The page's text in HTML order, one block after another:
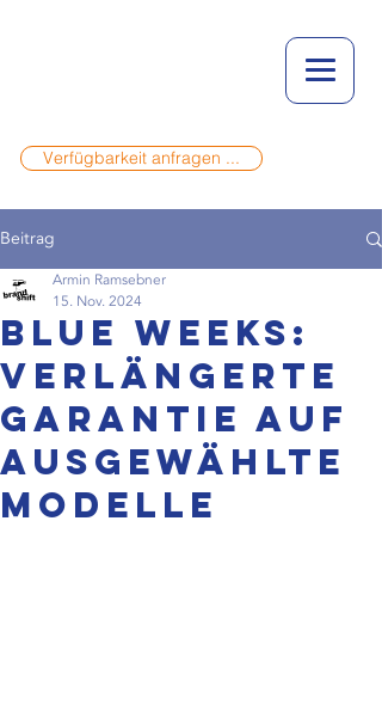
Verfügbarkeit anfragen ...
Beitrag
BLUE WEEKS:
Verlängerte
Garantie auf
ausgewählte
Modelle
Armin Ramsebner
15. Nov. 2024